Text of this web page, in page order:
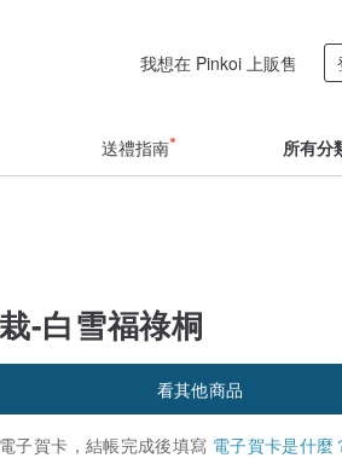
我想在 Pinkoi 上販售
送禮指南 所有分
-白雪福祿桐
看其他商品
子賀卡，結帳完成後填寫 電子賀卡是什麼